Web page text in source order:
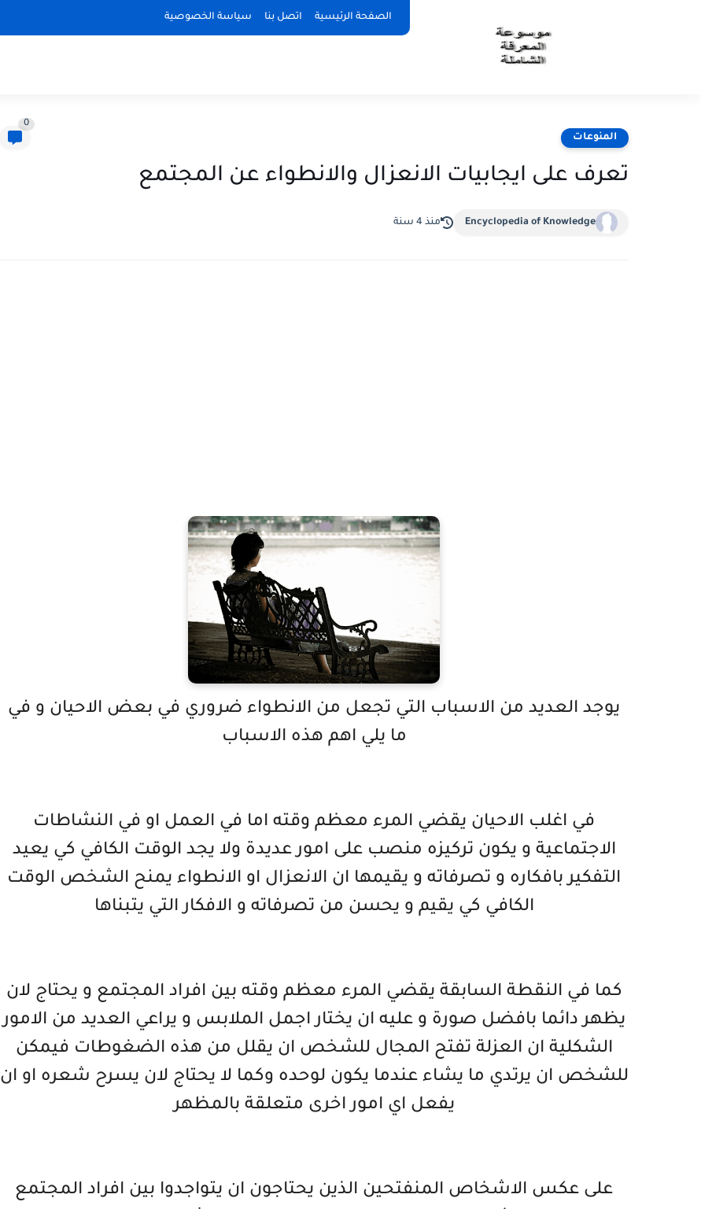
الصفحة الرئيسية اتصل بنا سياسة الخصوصية
المنوعات
0
تعرف على ايجابيات الانعزال والانطواء عن المجتمع
Encyclopedia of Knowledge منذ 4 سنة
يوجد العديد من الاسباب التي تجعل من الانطواء ضروري في بعض الاحيان و في
ما يلي اهم هذه الاسباب
في اغلب الاحيان يقضي المرء معظم وقته اما في العمل او في النشاطات
الاجتماعية و يكون تركيزه منصب على امور عديدة ولا يجد الوقت الكافي كي يعيد
التفكير بافكاره و تصرفاته و يقيمها ان الانعزال او الانطواء يمنح الشخص الوقت
الكافي كي يقيم و يحسن من تصرفاته و الافكار التي يتبناها
كما في النقطة السابقة يقضي المرء معظم وقته بين افراد المجتمع و يحتاج لان
يظهر دائما بافضل صورة و عليه ان يختار اجمل الملابس و يراعي العديد من الامور
الشكلية ان العزلة تفتح المجال للشخص ان يقلل من هذه الضغوطات فيمكن
للشخص ان يرتدي ما يشاء عندما يكون لوحده وكما لا يحتاج لان يسرح شعره او ان
يفعل اي امور اخرى متعلقة بالمظهر
على عكس الاشخاص المنفتحين الذين يحتاجون ان يتواجدوا بين افراد المجتمع